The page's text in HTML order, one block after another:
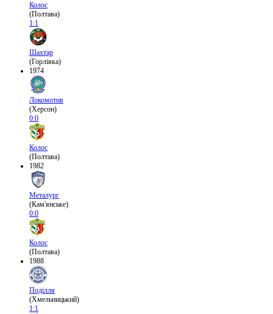
Колос
(Полтава)
1:1
Шахтар
(Горлівка)
1974
Локомотив
(Херсон)
0:0
Колос
(Полтава)
1982
Металург
(Кам'янське)
0:0
Колос
(Полтава)
1988
Поділля
(Хмельницький)
1:1